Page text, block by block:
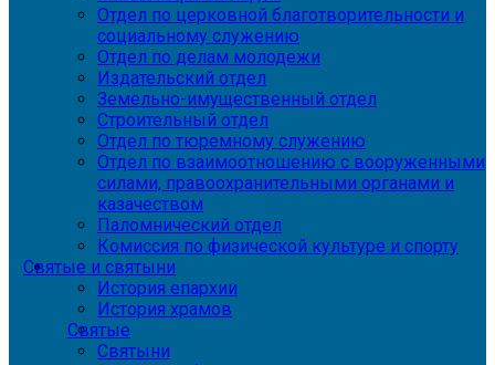
Отдел по церковной благотворительности и
социальному служению
Отдел по делам молодежи
Издательский отдел
Земельно-имущественный отдел
Строительный отдел
Отдел по тюремному служению
Отдел по взаимоотношению с вооруженными
силами, правоохранительными органами и
казачеством
Паломнический отдел
Комиссия по физической культуре и спорту
Святые и святыни
История епархии
История храмов
Святые
Святыни